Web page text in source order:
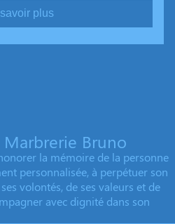
plus
Marbrerie Bruno
la mémoire de la personne
personnalisée, à perpétuer son
volontés, de ses valeurs et de
avec dignité dans son